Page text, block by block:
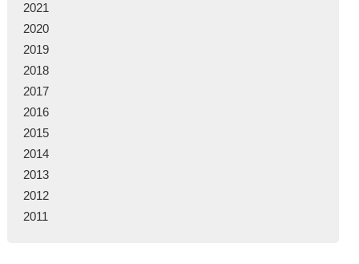
2021
2020
2019
2018
2017
2016
2015
2014
2013
2012
2011